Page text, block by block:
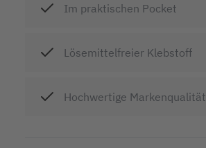
Im praktischen Pocket
Lösemittelfreier Klebstoff
Hochwertige Markenqualität